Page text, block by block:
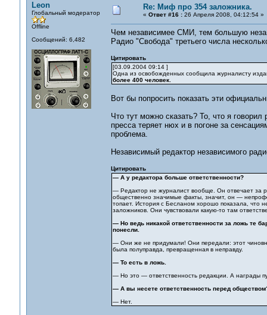
Leon
Глобальный модератор
Offline
Сообщений: 6,482
Re: Миф про 354 заложника.
« Ответ #16 :26 Апреля 2008, 04:12:54 »
Чем независимее СМИ, тем большую
Радио "Свобода" третьего числа
Цитировать
[03.09.2004 09:14 ]
Одна из освобожденных сообщила журналисту
более 400 человек.
Вот бы попросить показать эти
Что тут можно сказать? То, что я
пресса теряет нюх и в погоне за
проблема.
Независимый редактор независимого
Цитировать
— А у редактора больше ответственности?
— Редактор не журналист вообще. Он отвечает за
общественно значимые факты, значит, он —
топает. История с Бесланом хорошо показала, что
заложников. Они чувствовали какую-то там
— Но ведь никакой ответственности за ложь те
понесли.
— Они же не придумали! Они передали: этот
была полуправда, превращенная в неправду.
— То есть в ложь.
— Но это — ответственность редакции. А награды
— А вы несете ответственность перед
— Нет.